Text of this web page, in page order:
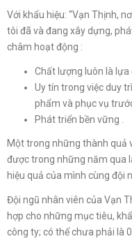
Với khẩu hiệu: “Vạn Thịnh,
tôi đã và đang xây dựng,
châm hoạt động :
Chất lượng luôn là lựa
Uy tín trong việc duy
phẩm và phục vụ
Phát triển bền vững .
Một trong những thành quả
được trong những năm qua
hiệu quả của mình cùng đội
Đội ngũ nhân viên của Vạn
hợp cho những mục tiêu,
công ty; có thể chưa phải là